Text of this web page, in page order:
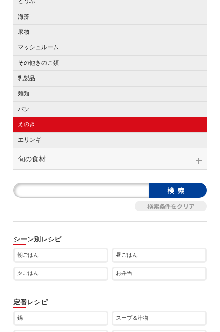
海藻
果物
マッシュルーム
その他きのこ類
乳製品
麺類
パン
えのき
エリンギ
旬の食材
シーン別レシピ
朝ごはん 昼ごはん
夕ごはん お弁当
定番レシピ
鍋 スープ＆汁物